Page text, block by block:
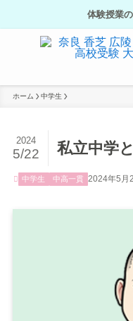
体験授業
ホーム 中学生
私立中学
2024
5/22
中学生 中高一貫 2024年5月